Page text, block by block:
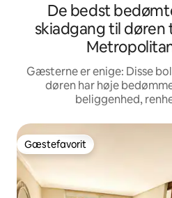
De bedst
skiadgang til døren
Gæsterne er enige: Disse
døren har høje
beliggenhed,
Gæstefavorit
Gæstefavorit